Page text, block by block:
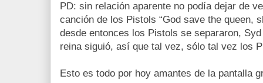
PD: sin relación aparente no podía dejar de
canción de los Pistols “God save the queen,
desde entonces los Pistols se separaron,
reina siguió, así que tal vez, sólo tal vez los
Esto es todo por hoy amantes de la pantalla